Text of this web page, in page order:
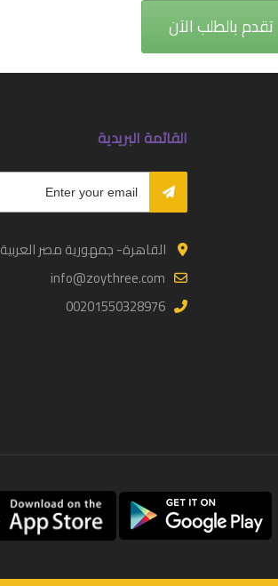
تقدم بالطلب الآن
القائمة البريدية
القاهرة- جمهورية مصر العربية
info@zoythree.com
00201550328976